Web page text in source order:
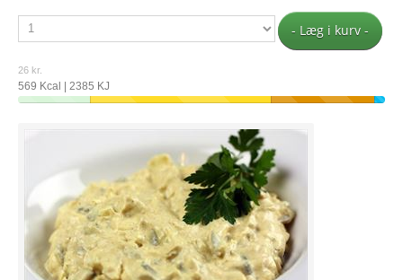
- Læg i kurv -
26 kr.
569 Kcal | 2385 KJ